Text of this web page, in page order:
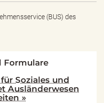
(BUS) des
Formulare
Soziales und
Ausländerwesen
»